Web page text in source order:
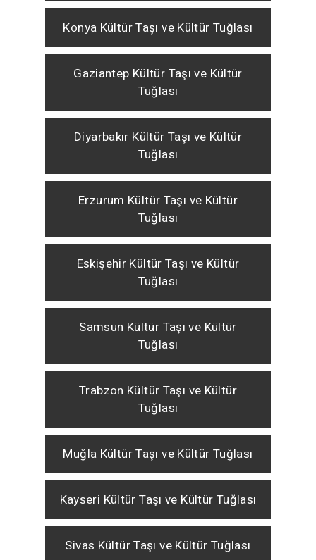
Konya Kültür Taşı ve Kültür Tuğlası
Gaziantep Kültür Taşı ve Kültür
Tuğlası
Diyarbakır Kültür Taşı ve Kültür
Tuğlası
Erzurum Kültür Taşı ve Kültür
Tuğlası
Eskişehir Kültür Taşı ve Kültür
Tuğlası
Samsun Kültür Taşı ve Kültür
Tuğlası
Trabzon Kültür Taşı ve Kültür
Tuğlası
Muğla Kültür Taşı ve Kültür Tuğlası
Kayseri Kültür Taşı ve Kültür Tuğlası
Sivas Kültür Taşı ve Kültür Tuğlası